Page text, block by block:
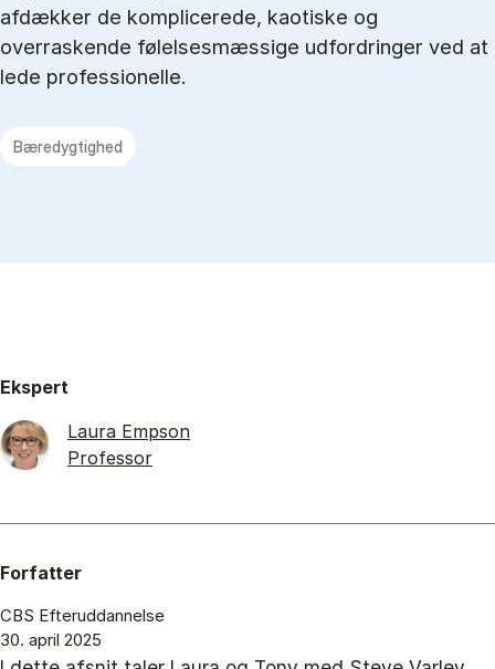
afdækker de komplicerede, kaotiske og
overraskende følelsesmæssige udfordringer ved at
lede professionelle.
Bæredygtighed
Ekspert
Laura Empson
Professor
Forfatter
CBS Efteruddannelse
30. april 2025